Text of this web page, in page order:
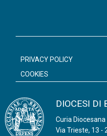
DIOCESI DI
Curia Diocesana
Via Trieste, 13 -
PRIVACY POLICY
COOKIES